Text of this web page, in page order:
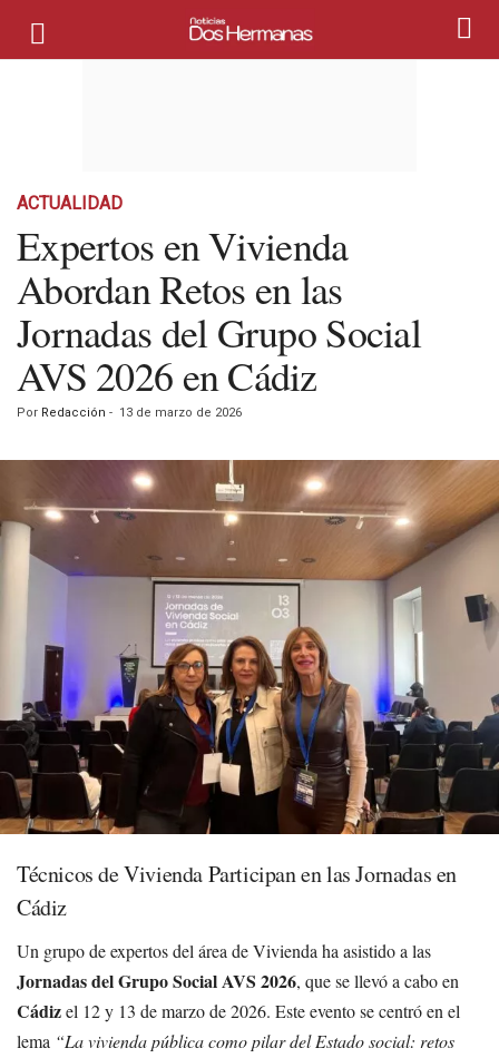
ACTUALIDAD
Expertos en Vivienda
Abordan Retos en las
Jornadas del Grupo Social
AVS 2026 en Cádiz
Por Redacción - 13 de marzo de 2026
Técnicos de Vivienda Participan en las Jornadas en
Cádiz
Un grupo de expertos del área de Vivienda ha asistido a las
Jornadas del Grupo Social AVS 2026, que se llevó a cabo en
Cádizel 12 y 13 de marzo de 2026. Este evento se centró en el
lema “La vivienda pública como pilar del Estado social: retos